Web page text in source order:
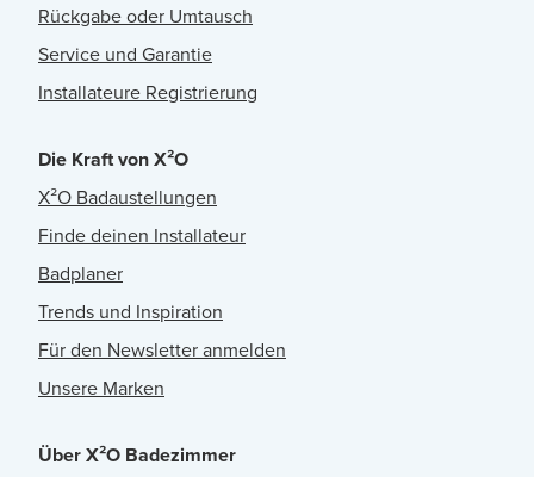
Rückgabe oder Umtausch
Service und Garantie
Installateure Registrierung
Die Kraft von X²O
X²O Badaustellungen
Finde deinen Installateur
Badplaner
Trends und Inspiration
Für den Newsletter anmelden
Unsere Marken
Über X²O Badezimmer